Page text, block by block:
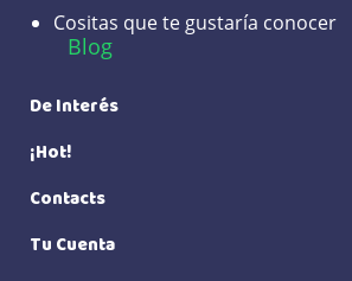
Cositas que te gustaría conocer
Blog
De Interés
¡Hot!
Contacts
Tu Cuenta